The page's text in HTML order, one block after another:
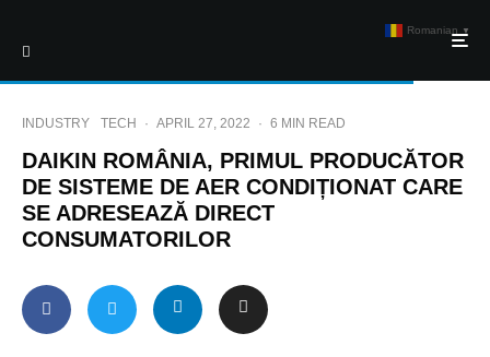
INDUSTRY TECH · APRIL 27, 2022 · 6 MIN READ
DAIKIN ROMÂNIA, PRIMUL PRODUCĂTOR
DE SISTEME DE AER CONDIȚIONAT CARE
SE ADRESEAZĂ DIRECT
CONSUMATORILOR
Romanian ▼